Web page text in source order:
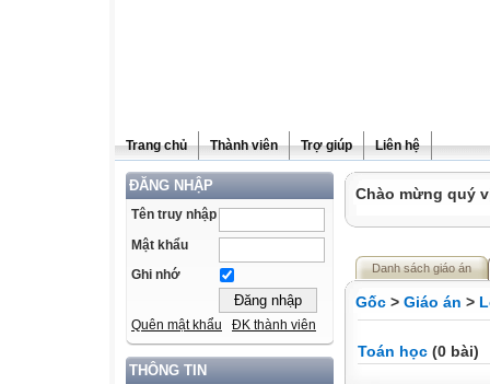
Trang chủ Thành viên Trợ giúp Liên hệ
ĐĂNG NHẬP
Tên truy nhập
Mật khẩu
Ghi nhớ
Quên mật khẩu ĐK thành viên
THÔNG TIN
Chào mừng quý
Danh sách giáo án
Gốc > Giáo án >
Toán học (0 bài)